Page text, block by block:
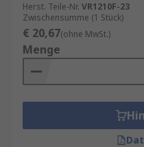
Herst. Teile-Nr. VR1210F-23
Zwischensumme (1 Stück)
€ 20,67(ohne MwSt.)
Menge